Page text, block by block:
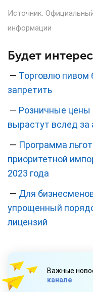
Источник:
информации
Будет
— Торговлю пивом
запретить
— Розничные цены
вырастут вслед за
— Программа
приоритетной
2023 года
— Для
упрощенный
лицензий
Важные
канале